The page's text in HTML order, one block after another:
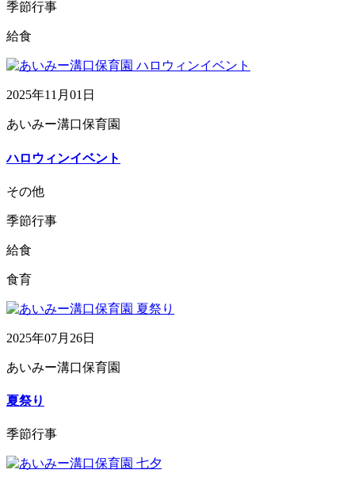
季節行事
給食
2025年11月01日
あいみー溝口保育園
ハロウィンイベント
その他
季節行事
給食
食育
2025年07月26日
あいみー溝口保育園
夏祭り
季節行事